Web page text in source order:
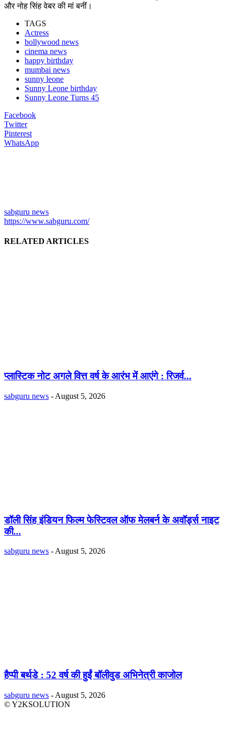
और नोह सिंह वेबर की मां बनीं।
TAGS
Actress
bollywood news
cinema news
happy birthday
mumbai news
sunny leone
Sunny Leone birthday
Sunny Leone Turns 45
Facebook
Twitter
Pinterest
WhatsApp
sabguru news
https://www.sabguru.com/
RELATED ARTICLES
प्लास्टिक नोट अगले वित्त वर्ष के आरंभ में आएंगे : रिजर्व...
sabguru news - August 5, 2026
डॉली सिंह इंडियन फिल्म फेस्टिवल ऑफ मेलबर्न के अवॉर्ड्स नाइट
की...
sabguru news - August 5, 2026
हैप्पी बर्थडे : 52 वर्ष की हुईं बॉलीवुड अभिनेत्री काजोल
sabguru news - August 5, 2026
© Y2KSOLUTION